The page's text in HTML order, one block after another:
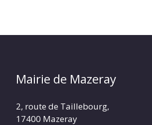
Mairie de Mazeray
2, route de Taillebourg,
17400 Mazeray